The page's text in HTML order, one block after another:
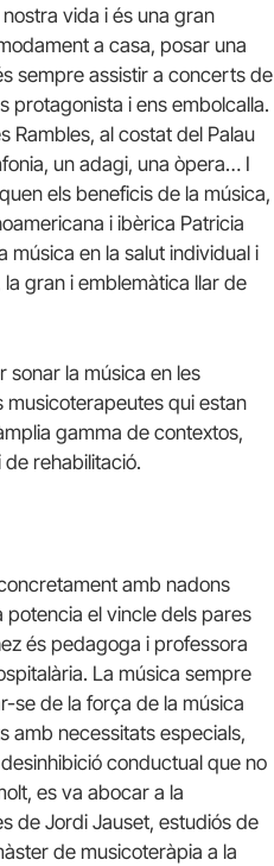
vida i és una gran
a casa, posar una
sempre assistir a concerts de
protagonista i ens embolcalla.
Rambles, al costat del Palau
un adagi, una òpera… I
els beneficis de la música,
i ibèrica Patricia
música en la salut individual i
gran i emblemàtica llar de
sonar la música en les
musicoterapeutes qui estan
gamma de contextos,
rehabilitació.
amb nadons
potencia el vincle dels pares
és pedagoga i professora
La música sempre
se de la força de la música
amb necessitats especials,
conductual que no
es va abocar a la
de Jordi Jauset, estudiós de
de musicoteràpia a la